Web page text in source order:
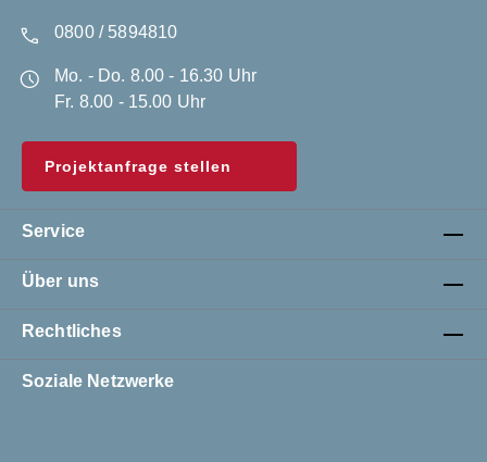
0800 / 5894810
Mo. - Do. 8.00 - 16.30 Uhr
Fr. 8.00 - 15.00 Uhr
Projektanfrage stellen
Service
Über uns
Rechtliches
Soziale Netzwerke